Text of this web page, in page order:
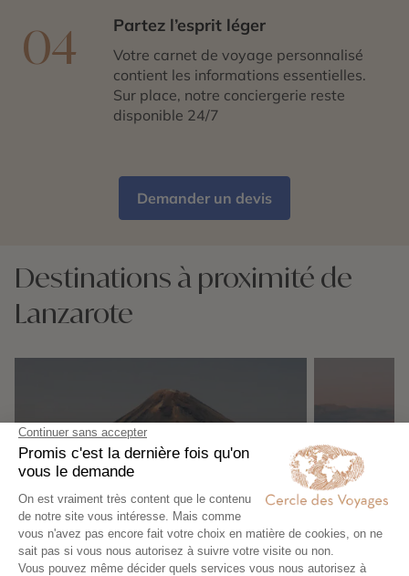
04 Partez l’esprit léger
Votre carnet de voyage personnalisé
contient les informations essentielles.
Sur place, notre conciergerie reste
disponible 24/7
Demander un devis
Destinations à proximité de
Lanzarote